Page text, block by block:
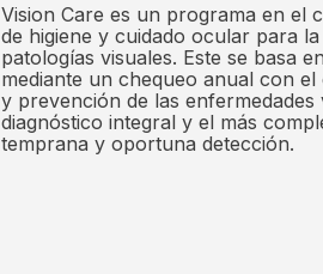
Vision Care es un programa en el
de higiene y cuidado ocular para
patologías visuales. Este se basa
mediante un chequeo anual con
y prevención de las
diagnóstico integral y el más
temprana y oportuna detección.